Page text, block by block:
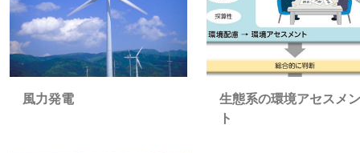
風力発電
生態系の環境アセスメン
ト